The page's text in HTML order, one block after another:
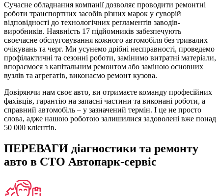
Сучасне обладнання компанії дозволяє проводити ремонтні
роботи транспортних засобів різних марок у суворій
відповідності до технологічних регламентів заводів-
виробників. Наявність 17 підйомників забезпечують
своєчасне обслуговування кожного автомобіля без тривалих
очікувань та черг. Ми усунемо дрібні несправності, проведемо
профілактичні та сезонні роботи, замінимо витратні матеріали,
впораємося з капітальним ремонтом або заміною основних
вузлів та агрегатів, виконаємо ремонт кузова.
Довіряючи нам своє авто, ви отримаєте команду професійних
фахівців, гарантію на запасні частини та виконані роботи, а
справний автомобіль – у зазначений термін. І це не просто
слова, адже нашою роботою залишилися задоволені вже понад
50 000 клієнтів.
ПЕРЕВАГИ діагностики та ремонту
авто в СТО Автопарк-сервіс